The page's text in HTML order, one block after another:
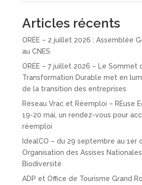
Articles récents
ORÉE – 2 juillet 2026 : Assemblée
au CNES
ORÉE – 7 juillet 2026 – Le Sommet
Transformation Durable met en
de la transition des entreprises
Réseau Vrac et Réemploi – REuse
19-20 mai, un rendez-vous pour
réemploi
IdealCO – du 29 septembre au 1er
Organisation des Assises
Biodiversité
ADP et Office de Tourisme Grand